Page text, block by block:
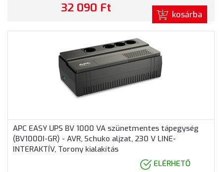
32 090 Ft kosárba
APC EASY UPS BV 1000 VA szünetmentes tápegység
(BV1000I-GR) - AVR, Schuko aljzat, 230 V LINE-
INTERAKTÍV, Torony kialakítás
ELÉRHETŐ